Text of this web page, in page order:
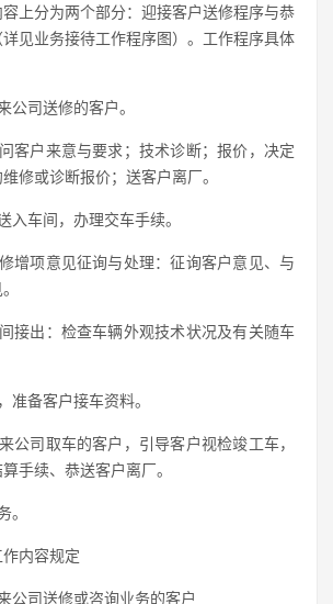
上分为两个部分：迎接客户送修程序与恭
见业务接待工作程序图）。工作程序具体
公司送修的客户。
客户来意与要求；技术诊断；报价，决定
修或诊断报价；送客户离厂。
入车间，办理交车手续。
增项意见征询与处理：征询客户意见、与
接出：检查车辆外观技术状况及有关随车
准备客户接车资料。
公司取车的客户，引导客户视检竣工车，
手续、恭送客户离厂。
。
作内容规定
公司送修或咨询业务的客户